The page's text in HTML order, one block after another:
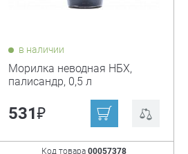
в наличии
Морилка неводная НБХ,
палисандр, 0,5 л
531₽
Код товара00057378